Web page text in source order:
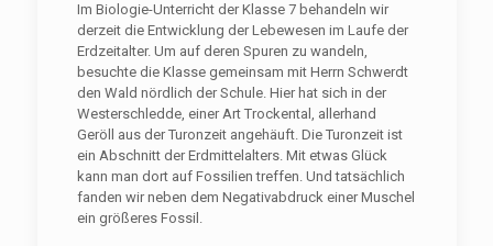
Im Biologie-Unterricht der Klasse 7 behandeln wir
derzeit die Entwicklung der Lebewesen im Laufe der
Erdzeitalter. Um auf deren Spuren zu wandeln,
besuchte die Klasse gemeinsam mit Herrn Schwerdt
den Wald nördlich der Schule. Hier hat sich in der
Westerschledde, einer Art Trockental, allerhand
Geröll aus der Turonzeit angehäuft. Die Turonzeit ist
ein Abschnitt der Erdmittelalters. Mit etwas Glück
kann man dort auf Fossilien treffen. Und tatsächlich
fanden wir neben dem Negativabdruck einer Muschel
ein größeres Fossil.